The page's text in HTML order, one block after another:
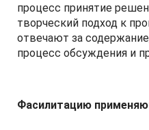
процесс принятие
творческий подход к
отвечают за
процесс обсуждения и
Фасилитацию